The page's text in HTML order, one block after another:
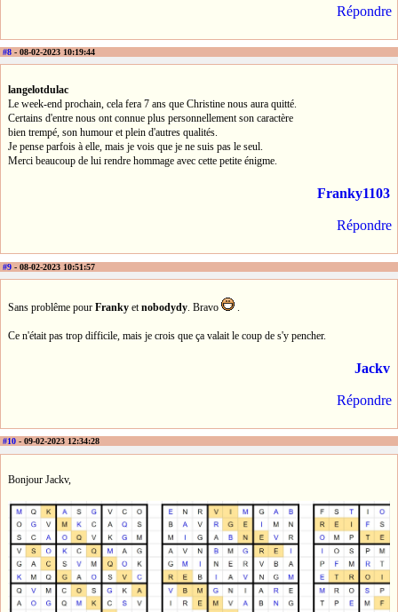
Répondre
#8 - 08-02-2023 10:19:44
langelotdulac
Le week-end prochain, cela fera 7 ans que Christine nous aura quitté.
Certains d'entre nous ont connue plus personnellement son caractère
bien trempé, son humour et plein d'autres qualités.
Je pense parfois à elle, mais je vois que je ne suis pas le seul.
Merci beaucoup de lui rendre hommage avec cette petite énigme.
Franky1103
Répondre
#9 - 08-02-2023 10:51:57
Sans problême pour Franky etnobodydy. Bravo .
Ce n'était pas trop difficile, mais je crois que ça valait le coup de s'y pencher.
Jackv
Répondre
#10 - 09-02-2023 12:34:28
Bonjour Jackv,